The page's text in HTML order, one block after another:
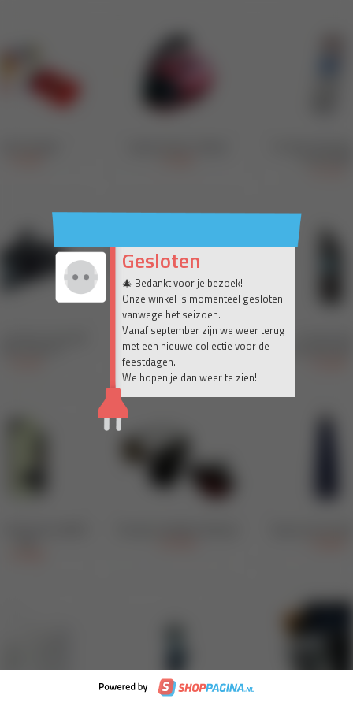
Gesloten
🎄 Bedankt voor je bezoek!
Onze winkel is momenteel gesloten
vanwege het seizoen.
Vanaf september zijn we weer terug
met een nieuwe collectie voor de
feestdagen.
We hopen je dan weer te zien!